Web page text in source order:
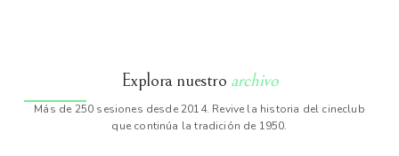
Explora nuestro archivo
Más de 250 sesiones desde 2014. Revive la historia del cineclub
que continúa la tradición de 1950.